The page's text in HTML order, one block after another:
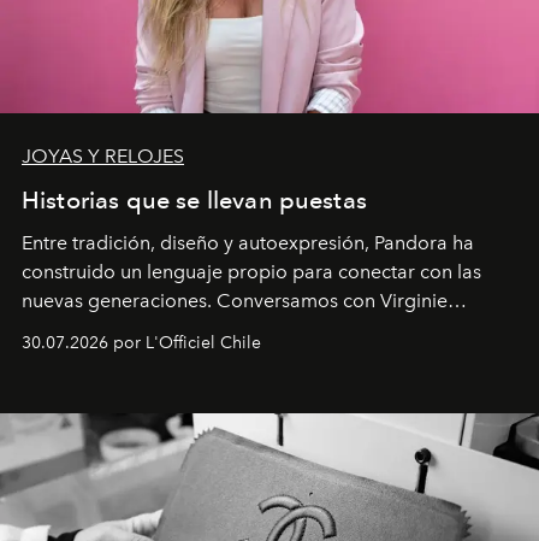
JOYAS Y RELOJES
Historias que se llevan puestas
Entre tradición, diseño y autoexpresión, Pandora ha
construido un lenguaje propio para conectar con las
nuevas generaciones. Conversamos con Virginie
Dubray, la responsable de marketing para
Latinoamérica, sobre identidad, cultura y el valor
30.07.2026 por L'Officiel Chile